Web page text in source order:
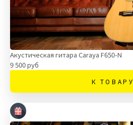
Акустическая гитара Caraya F650-N
9 500 руб
К ТОВАРУ